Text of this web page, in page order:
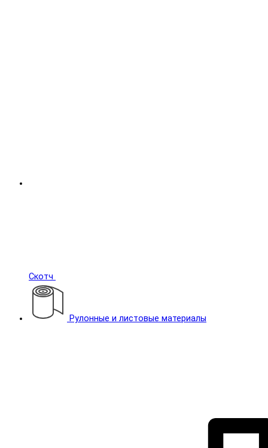
Скотч
Рулонные и листовые материалы